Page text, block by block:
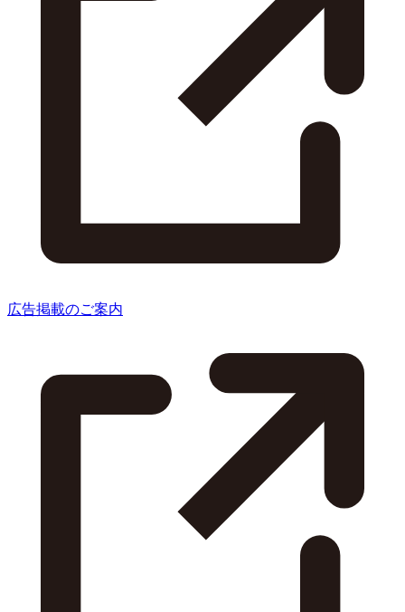
広告掲載のご案内